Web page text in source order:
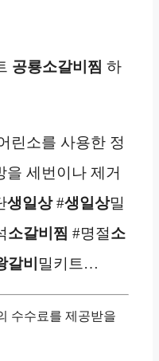
공룡소갈비찜 하
린소를 사용한 정
을 세번이나 제거
생일상#생일상밀
소갈비찜 #명절소
갈비 밀키트…
수수료를 제공받을